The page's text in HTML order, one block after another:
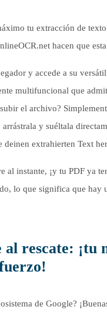
tu extracción de
hacen que
y accede a su
multifuncional que
el archivo?
y suéltala
deinen extrahierten Text
al instante, ¡y tu PDF ya
lo que significa que hay
al rescate: ¡tu
de Google?